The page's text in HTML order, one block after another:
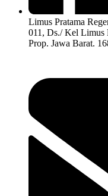
Limus Pratama
011, Ds./ Kel Limus
Prop. Jawa Barat.